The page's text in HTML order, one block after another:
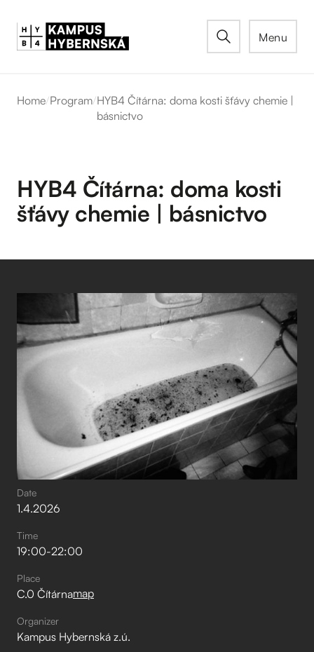
Menu
Home/Program/HYB4 Čítárna: doma kosti šťávy chemie |
básnictvo
HYB4 Čítárna: doma kosti
šťávy chemie | básnictvo
Date
1.4.2026
Time
19:00-22:00
Place
C.0 Čítárnamap
Organizer
Kampus Hybernská z.ú.